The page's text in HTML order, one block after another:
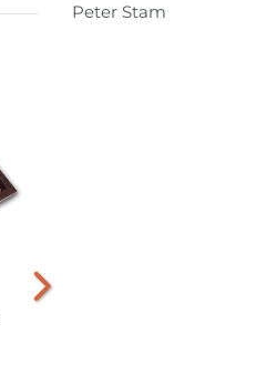
Peter Stam